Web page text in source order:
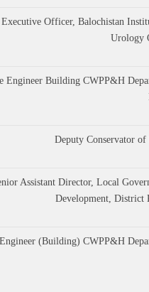
Officer, Balochistan
Urology
Engineer Building CWPP&H
Deputy Conservator of
Assistant Director, Local
Development, District
(Building) CWPP&H